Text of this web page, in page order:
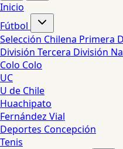
Inicio
Fútbol
Selección Chilena Primera
División Tercera División
Colo Colo
UC
U de Chile
Huachipato
Fernández Vial
Deportes Concepción
Tenis